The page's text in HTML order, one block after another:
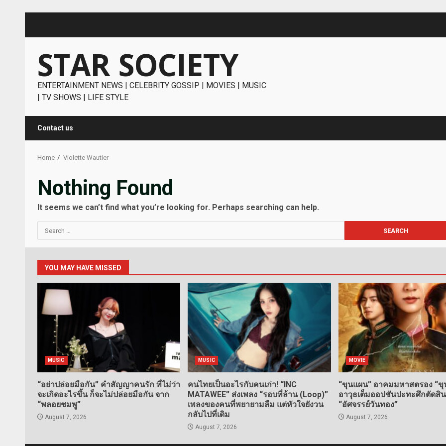
STAR SOCIETY
ENTERTAINMENT NEWS | CELEBRITY GOSSIP | MOVIES | MUSIC
| TV SHOWS | LIFE STYLE
Contact us
Home Violette Wautier
Nothing Found
It seems we can’t find what you’re looking for. Perhaps searching can help.
Search
for:
YOU MAY HAVE MISSED
MUSIC
“อย่าปล่อยมือกัน” คำสัญญาคนรัก ที่ไม่ว่า
จะเกิดอะไรขึ้น ก็จะไม่ปล่อยมือกัน จาก
“พลอยชมพู”
August 7, 2026
MUSIC
คนไทยเป็นอะไรกับคนเก่า! “INC
MATAWEE” ส่งเพลง “รอบที่ล้าน (Loop)”
เพลงของคนที่พยายามลืม แต่หัวใจยังวน
กลับไปที่เดิม
August 7, 2026
MOVIE
“ขุนแผน” อาคมมหาสตรอง “ขุ
อาวุธเต็มออปชันปะทะศึกตัดสิ
“อัศจรรย์วันทอง”
August 7, 2026